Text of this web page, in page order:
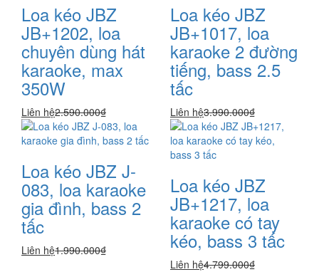
Loa kéo JBZ
JB+1202, loa
chuyên dùng hát
karaoke, max
350W
Liên hệ2.590.000₫
Loa kéo JBZ
JB+1017, loa
karaoke 2 đường
tiếng, bass 2.5
tấc
Liên hệ3.990.000₫
Loa kéo JBZ J-
083, loa karaoke
gia đình, bass 2
tấc
Liên hệ1.990.000₫
Loa kéo JBZ
JB+1217, loa
karaoke có tay
kéo, bass 3 tấc
Liên hệ4.799.000₫